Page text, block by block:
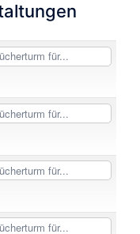
für...
für...
für...
für...